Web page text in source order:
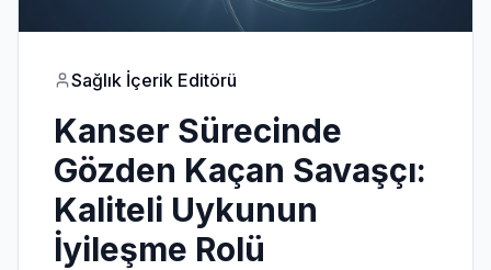
Sağlık İçerik Editörü
Kanser Sürecinde
Gözden Kaçan Savaşçı:
Kaliteli Uykunun
İyileşme Rolü